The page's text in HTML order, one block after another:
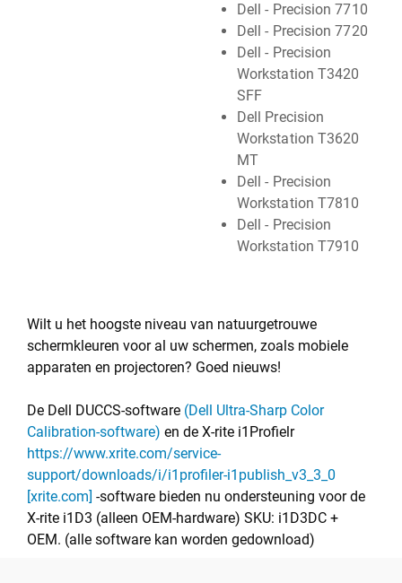
Dell - Precision 7710
Dell - Precision 7720
Dell - Precision
Workstation T3420
SFF
Dell Precision
Workstation T3620
MT
Dell - Precision
Workstation T7810
Dell - Precision
Workstation T7910
Wilt u het hoogste niveau van natuurgetrouwe
schermkleuren voor al uw schermen, zoals mobiele
apparaten en projectoren? Goed nieuws!
De Dell DUCCS-software (Dell Ultra-Sharp Color
Calibration-software) en de X-rite i1Profielr
https://www.xrite.com/service-
support/downloads/i/i1profiler-i1publish_v3_3_0
[xrite.com] -software bieden nu ondersteuning voor de
X-rite i1D3 (alleen OEM-hardware) SKU: i1D3DC +
OEM. (alle software kan worden gedownload)